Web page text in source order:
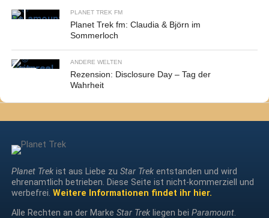
PLANET TREK FM
Planet Trek fm: Claudia & Björn im
Sommerloch
ANDERE WELTEN
Rezension: Disclosure Day – Tag der
Wahrheit
Planet Trekist aus Liebe zu Star Trekentstanden und wird
ehrenamtlich betrieben. Diese Seite ist nicht-kommerziell und
werbefrei. Weitere Informationen findet ihr hier.
Alle Rechten an der Marke Star Trekliegen bei Paramount.